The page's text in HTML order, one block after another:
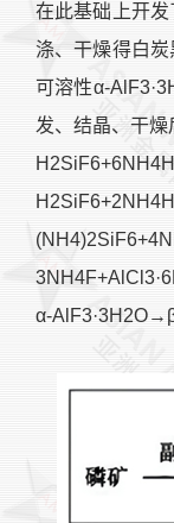
在此基础上开
涤、干燥得白
可溶性α-
发、结晶、干燥
α-